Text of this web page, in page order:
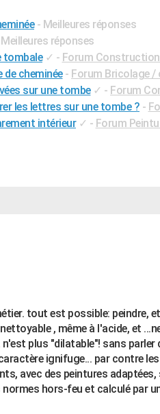
- Meilleures réponses
réponses
tombale ✓ - Forum
de cheminée - Forum Bricolage /
sur une tombe ✓ - Forum
les lettres sur une tombe ? -
intérieur ✓ - Forum
tout est possible: peindre,
, même à l'acide, et
plus "dilatable"! sans parler
ignifuge... par contre
avec des peintures
hors-feu et calculé par